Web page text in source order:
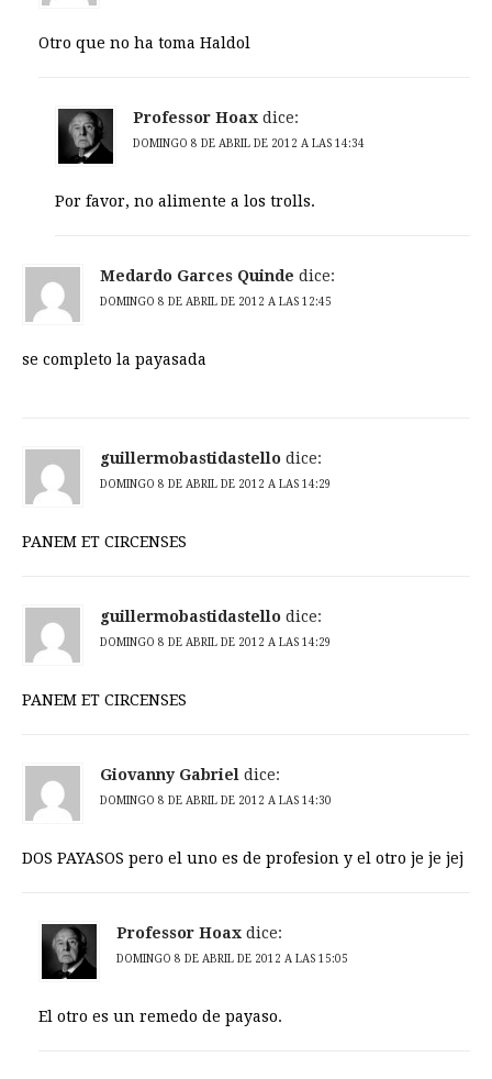
Otro que no ha toma Haldol
Professor Hoax dice:
DOMINGO 8 DE ABRIL DE 2012 A LAS 14:34
Por favor, no alimente a los trolls.
Medardo Garces Quinde dice:
DOMINGO 8 DE ABRIL DE 2012 A LAS 12:45
se completo la payasada
guillermobastidastello dice:
DOMINGO 8 DE ABRIL DE 2012 A LAS 14:29
PANEM ET CIRCENSES
guillermobastidastello dice:
DOMINGO 8 DE ABRIL DE 2012 A LAS 14:29
PANEM ET CIRCENSES
Giovanny Gabriel dice:
DOMINGO 8 DE ABRIL DE 2012 A LAS 14:30
DOS PAYASOS pero el uno es de profesion y el otro je je jej
Professor Hoax dice:
DOMINGO 8 DE ABRIL DE 2012 A LAS 15:05
El otro es un remedo de payaso.